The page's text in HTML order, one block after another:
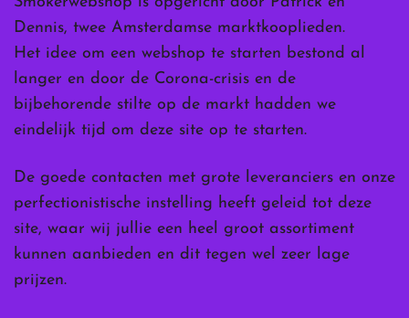
Dennis, twee Amsterdamse marktkooplieden.
Het idee om een webshop te starten bestond al
langer en door de Corona-crisis en de
bijbehorende stilte op de markt hadden we
eindelijk tijd om deze site op te starten.
De goede contacten met grote leveranciers en onze
perfectionistische instelling heeft geleid tot deze
site, waar wij jullie een heel groot assortiment
kunnen aanbieden en dit tegen wel zeer lage
prijzen.